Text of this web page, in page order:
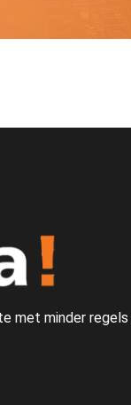
met minder